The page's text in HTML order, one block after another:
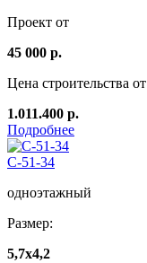
Проект от
45 000 р.
Цена строительства от
1.011.400 р.
Подробнее
C-51-34
одноэтажный
Размер:
5,7х4,2